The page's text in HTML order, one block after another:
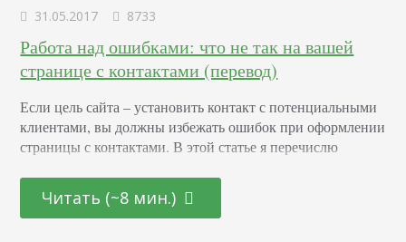
31.05.2017 8733
Работа над ошибками: что не так на вашей
странице с контактами (перевод)
Если цель сайта – установить контакт с потенциальными
клиентами, вы должны избежать ошибок при оформлении
страницы с контактами. В этой статье я перечислю
всего. Форма и больше ничего Если на вашей странице с
контактами есть форма и ничего больше, вы плохо
Читать (~8 мин.)